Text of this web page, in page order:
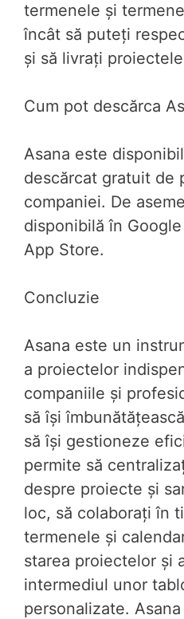
termenele și
încât să puteți
și să livrați
Cum pot descărca
Asana este
descărcat gratuit de
companiei. De
disponibilă în
App Store.
Concluzie
Asana este un
a proiectelor
companiile și
să își
să își gestioneze
permite să
despre proiecte și
loc, să colaborați în
termenele și
starea proiectelor și
intermediul unor
personalizate.